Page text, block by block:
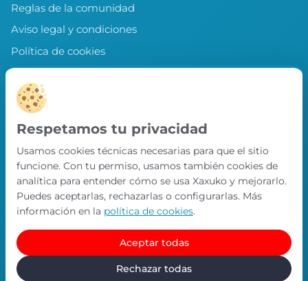
Reglas de la comunidad
Aviso legal y condiciones
Política de cookies
Política de privacidad
Preferencias de cookies
LLEVA XAXUKO CONTIGO
Chollos, misiones y recompensas desde
nuestra APP.
PRÓXIMAMENTE EN
App Store
Política de privacidad
Respetamos tu privacidad
Usamos cookies técnicas necesarias para que el sitio
funcione. Con tu permiso, usamos también cookies de
analítica para entender cómo se usa Xaxuko y mejorarlo.
Puedes aceptarlas, rechazarlas o configurarlas. Más
información en la política de cookies.
Aceptar todas
Rechazar todas